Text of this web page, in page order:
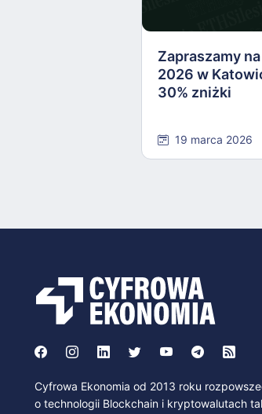
Zapraszamy
2026 w
30% zniżki
19 marca 2026
Cyfrowa Ekonomia od 2013 roku
o technologii Blockchain i kryptowalutach